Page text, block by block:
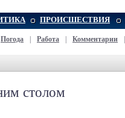
ПРОИСШЕСТВИЯ
Погода Работа Комментарии
столом